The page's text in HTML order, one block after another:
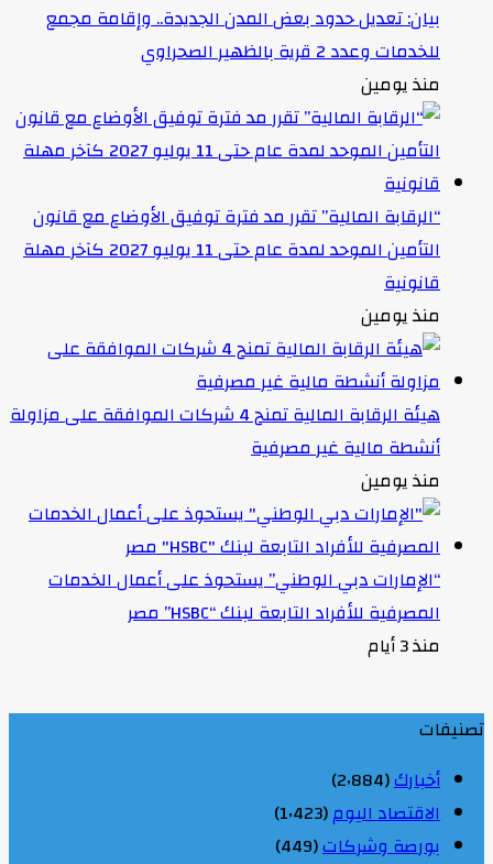
بيان: تعديل حدود بعض المدن الجديدة.. وإقامة مجمع
للخدمات وعدد 2 قرية بالظهير الصحراوي
منذ يومين
“الرقابة المالية” تقرر مد فترة توفيق الأوضاع مع قانون
التأمين الموحد لمدة عام حتى 11 يوليو 2027 كآخر مهلة
قانونية
منذ يومين
هيئة الرقابة المالية تمنح 4 شركات الموافقة على مزاولة
أنشطة مالية غير مصرفية
منذ يومين
“الإمارات دبي الوطني” يستحوذ على أعمال الخدمات
المصرفية للأفراد التابعة لبنك “HSBC” مصر
منذ 3 أيام
تصنيفات
أخبارك(2٬884)
الاقتصاد اليوم(1٬423)
بورصة وشركات(449)